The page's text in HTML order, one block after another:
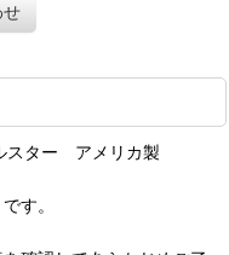
せ
スター アメリカ製
す。